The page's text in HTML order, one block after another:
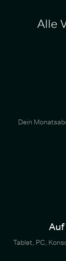
Alle
Dein
Tablet, PC,